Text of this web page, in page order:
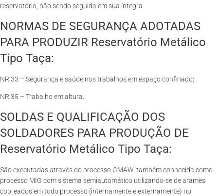
reservatório, não sendo seguida em sua íntegra.
NORMAS DE SEGURANÇA ADOTADAS
PARA PRODUZIR Reservatório Metálico
Tipo Taça:
NR 33 – Segurança e saúde nos trabalhos em espaço confinado;
NR 35 – Trabalho em altura.
SOLDAS E QUALIFICAÇÃO DOS
SOLDADORES PARA PRODUÇÃO DE
Reservatório Metálico Tipo Taça:
São executadas através do processo GMAW, também conhecida como
processo MIG com sistema semiautomático utilizando-se de arames
cobreados em todo processo (internamente e externamente) no